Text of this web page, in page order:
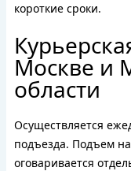
короткие сроки.
Москве и
области
Осуществляется
подъезда. Подъем
оговаривается